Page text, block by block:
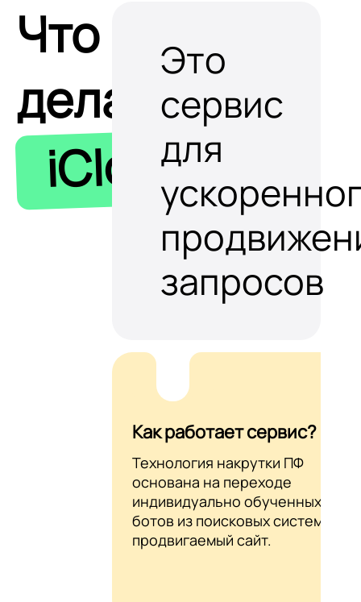
Что
делает
iClobot
Это
сервис
для
запросов
Как работает сервис?
Технология накрутки ПФ
основана на переходе
индивидуально обученных AI-
ботов из поисковых систем на
продвигаемый сайт.